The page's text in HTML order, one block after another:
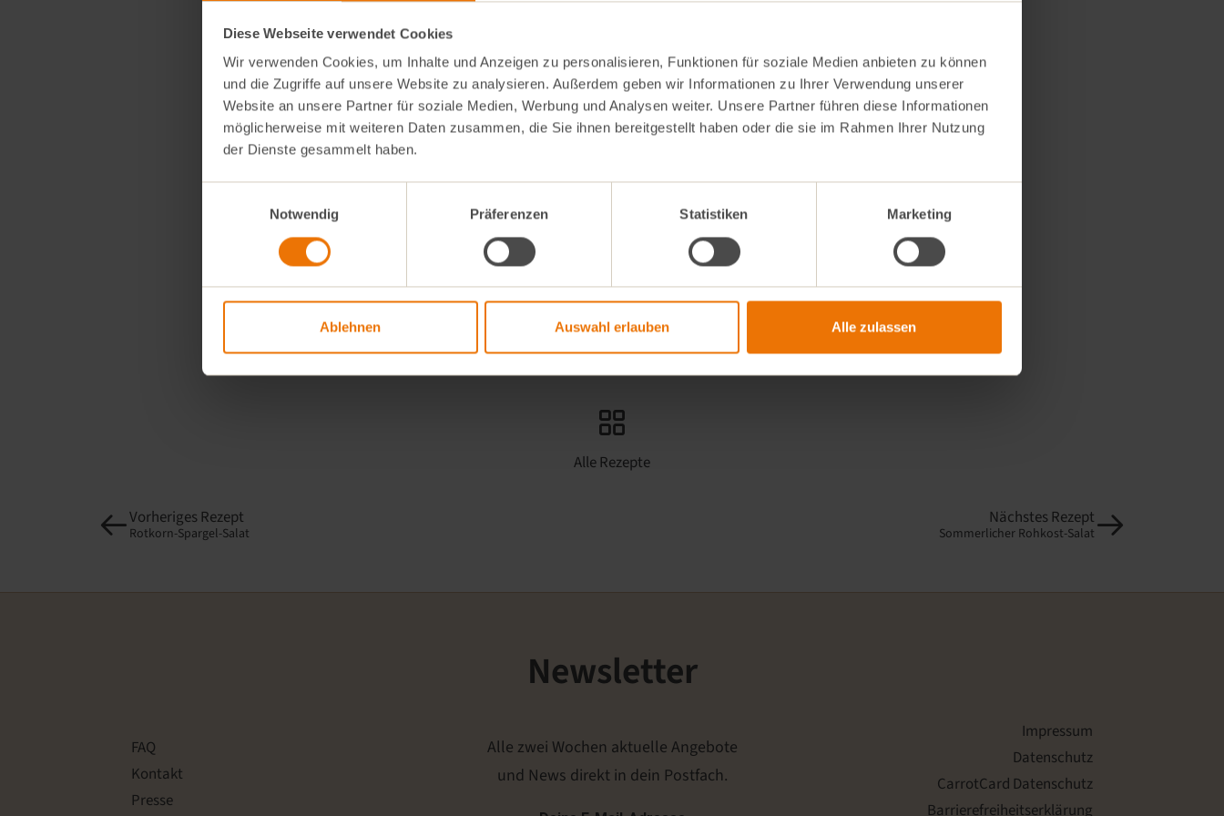
Diese Webseite verwendet Cookies
Wir verwenden Cookies, um Inhalte und Anzeigen zu personalisieren, Funktionen für soziale Medien anbieten zu können
und die Zugriffe auf unsere Website zu analysieren. Außerdem geben wir Informationen zu Ihrer Verwendung unserer
Website an unsere Partner für soziale Medien, Werbung und Analysen weiter. Unsere Partner führen diese Informationen
möglicherweise mit weiteren Daten zusammen, die Sie ihnen bereitgestellt haben oder die sie im Rahmen Ihrer Nutzung
der Dienste gesammelt haben.
Notwendig
Präferenzen Statistiken Marketing
Ablehnen Auswahl erlauben Alle zulassen
Rezept drucken
1 Bund Frühlingszwiebeln
2 EL Crème Fraîche
150g Butter
aufkochen. Dann 5 -10 Minuten auf
niedrigerer Temperatur garen.
In der Zwischenzeit Schnittlauch und
Frühlingszwiebeln zum Ragout geben,
genießen. Danke für das Rezept
@mousykitchen!
Alle Rezepte
Vorheriges Rezept
Rotkorn-Spargel-Salat
Nächstes Rezept
Sommerlicher Rohkost-Salat
FAQ
Kontakt
Presse
Newsletter
Alle zwei Wochen aktuelle Angebote
und News direkt in dein Postfach.
Impressum
Datenschutz
CarrotCard Datenschutz
Barrierefreiheitserklärung